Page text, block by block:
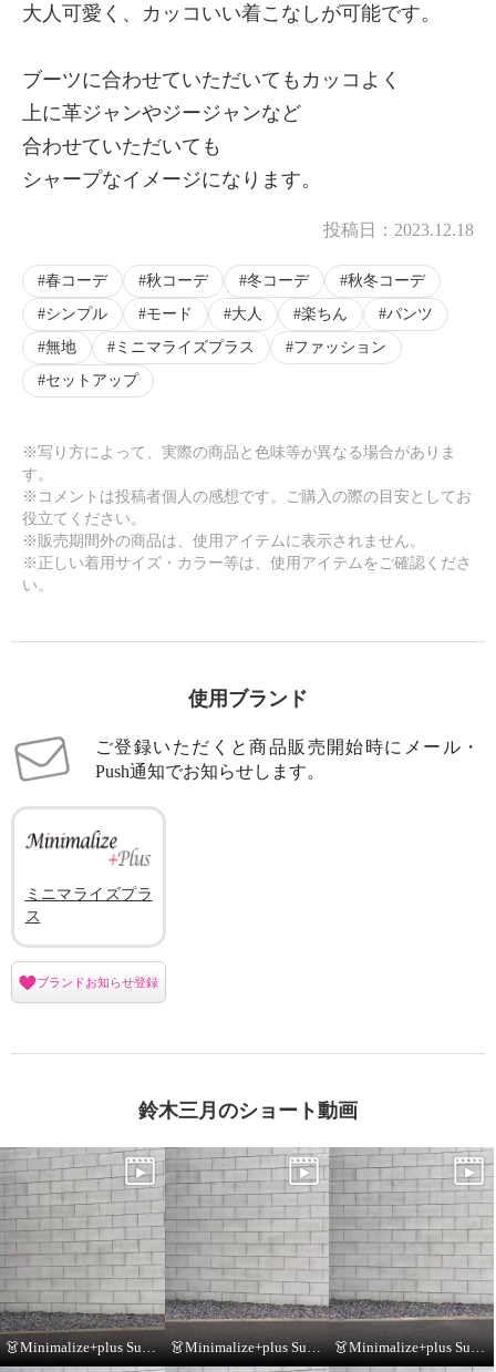
大人可愛く、カッコいい着こなしが可能です。
ブーツに合わせていただいてもカッコよく
上に革ジャンやジージャンなど
合わせていただいても
シャープなイメージになります。
投稿日： 2023.12.18
春コーデ 秋コーデ 冬コーデ
秋冬コーデ
シンプル
モード 大人 楽ちん
パンツ
無地
ミニマライズプラス
ファッション
セットアップ
※写り方によって、実際の商品と色味等が異なる場合がありま
す。
※コメントは投稿者個人の感想です。ご購入の際の目安としてお
役立てください。
※販売期間外の商品は、使用アイテムに表示されません。
※正しい着用サイズ・カラー等は、使用アイテムをご確認くださ
い。
使用ブランド
ご登録いただくと商品販売開始時にメール・
Push通知でお知らせします。
ミニマライズプラ
ス
ブランドお知らせ登録
鈴木三月のショート動画
👗Minimalize+plus Summer Collection👗 👗Minimalize+plus Summer Collection👗 👗Minimalize+plus Summer Collection👗